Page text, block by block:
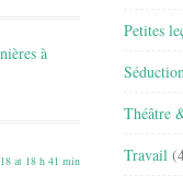
à
at 18 h 41 min
Petites
Théâtre
Travail